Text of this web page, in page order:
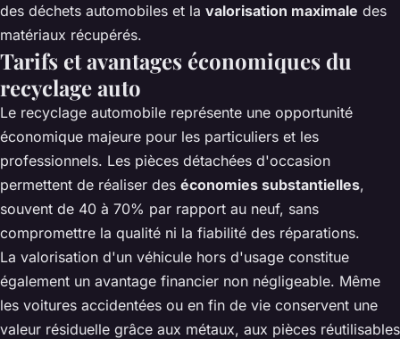
des déchets automobiles et la valorisation maximale des
matériaux récupérés.
Tarifs et avantages économiques du
recyclage auto
Le recyclage automobile représente une opportunité
économique majeure pour les particuliers et les
professionnels. Les pièces détachées d'occasion
permettent de réaliser des économies substantielles,
souvent de 40 à 70% par rapport au neuf, sans
compromettre la qualité ni la fiabilité des réparations.
La valorisation d'un véhicule hors d'usage constitue
également un avantage financier non négligeable. Même
les voitures accidentées ou en fin de vie conservent une
valeur résiduelle grâce aux métaux, aux pièces réutilisables